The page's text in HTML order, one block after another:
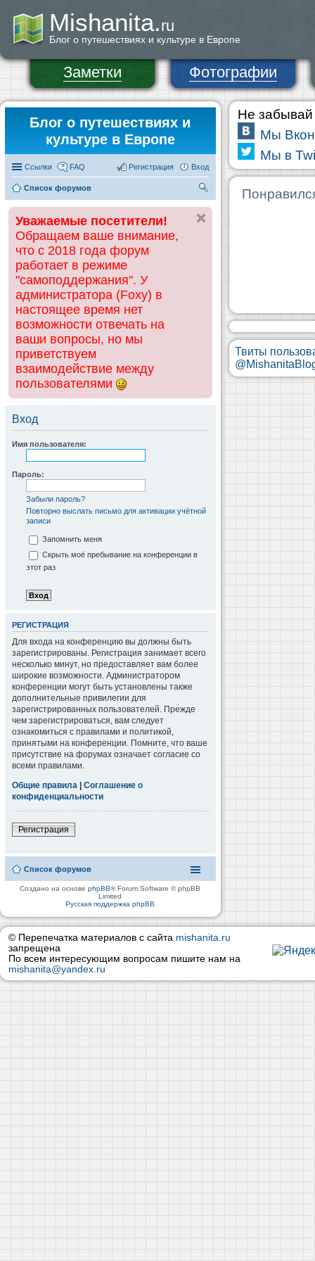
Mishanita.ru
Блог о путешествиях и культуре в Европе
Заметки Фотографии
Блог о путешествиях и
культуре в Европе
Ссылки FAQ Вход
Регистрация
Список форумов
ск
Уважаемые посетители!
Обращаем ваше внимание,
что с 2018 года форум
работает в режиме
"самоподдержания". У
администратора (Foxy) в
настоящее время нет
возможности отвечать на
ваши вопросы, но мы
приветствуем
взаимодействие между
пользователями
Вход
Имя пользователя:
Пароль:
Забыли пароль?
Повторно выслать письмо для активации учётной
записи
Запомнить меня
Скрыть моё пребывание на конференции в
этот раз
РЕГИСТРАЦИЯ
Для входа на конференцию вы должны быть
зарегистрированы. Регистрация занимает всего
несколько минут, но предоставляет вам более
широкие возможности. Администратором
конференции могут быть установлены также
дополнительные привилегии для
зарегистрированных пользователей. Прежде
чем зарегистрироваться, вам следует
ознакомиться с правилами и политикой,
принятыми на конференции. Помните, что ваше
присутствие на форумах означает согласие со
всеми правилами.
Общие правила | Соглашение о
конфиденциальности
Регистрация
Список форумов
Создано на основеphpBB® Forum Software © phpBB
Limited
Русская поддержка phpBB
Не забывай
Мы
Мы в
Твиты
© Перепечатка материалов с сайта mishanita.ru
запрещена
По всем интересующим вопросам пишите нам на
mishanita@yandex.ru